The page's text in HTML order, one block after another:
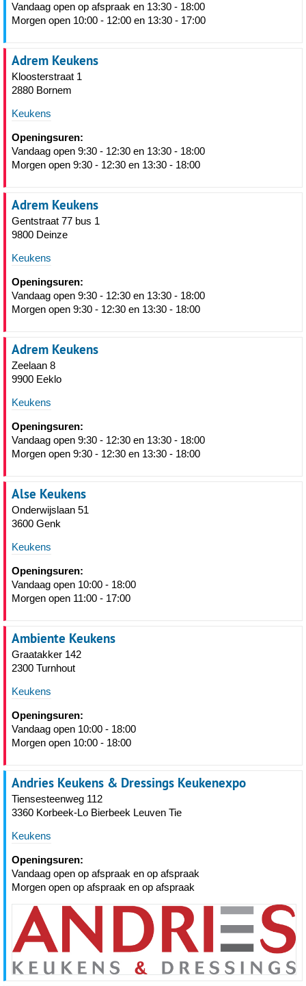
Vandaag open op afspraak en 13:30 - 18:00
Morgen open 10:00 - 12:00 en 13:30 - 17:00
Adrem Keukens
Kloosterstraat 1
2880 Bornem
Keukens
Openingsuren:
Vandaag open 9:30 - 12:30 en 13:30 - 18:00
Morgen open 9:30 - 12:30 en 13:30 - 18:00
Adrem Keukens
Gentstraat 77 bus 1
9800 Deinze
Keukens
Openingsuren:
Vandaag open 9:30 - 12:30 en 13:30 - 18:00
Morgen open 9:30 - 12:30 en 13:30 - 18:00
Adrem Keukens
Zeelaan 8
9900 Eeklo
Keukens
Openingsuren:
Vandaag open 9:30 - 12:30 en 13:30 - 18:00
Morgen open 9:30 - 12:30 en 13:30 - 18:00
Alse Keukens
Onderwijslaan 51
3600 Genk
Keukens
Openingsuren:
Vandaag open 10:00 - 18:00
Morgen open 11:00 - 17:00
Ambiente Keukens
Graatakker 142
2300 Turnhout
Keukens
Openingsuren:
Vandaag open 10:00 - 18:00
Morgen open 10:00 - 18:00
Andries Keukens & Dressings Keukenexpo
Tiensesteenweg 112
3360 Korbeek-Lo Bierbeek Leuven Tie
Keukens
Openingsuren:
Vandaag open op afspraak en op afspraak
Morgen open op afspraak en op afspraak